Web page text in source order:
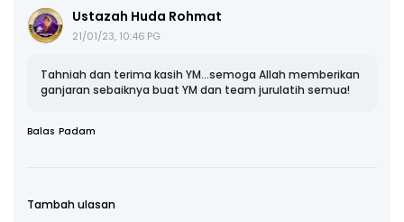
Ustazah Huda Rohmat
21/01/23, 10:46 PG
Tahniah dan terima kasih YM...semoga Allah memberikan
ganjaran sebaiknya buat YM dan team jurulatih semua!
Balas Padam
Tambah ulasan